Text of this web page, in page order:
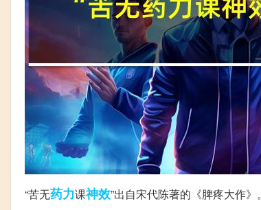
“苦无药力课神效”出自宋代陈著的《脾疼大作》。